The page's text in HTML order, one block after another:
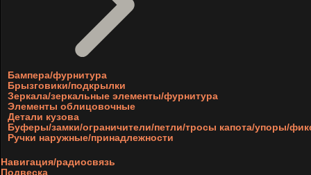
Бампера/фурнитура
Брызговики/подкрылки
Зеркала/зеркальные элементы/фурнитура
Элементы облицовочные
Детали кузова
Буферы/замки/ограничители/петли/тросы капота/упоры/
Ручки наружные/принадлежности
Навигация/радиосвязь
Подвеска